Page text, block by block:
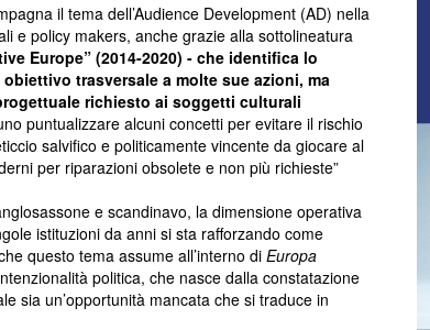
il tema dell’Audience Development (AD) nella
e policy makers, anche grazie alla sottolineatura
Europe” (2014-2020) - che identifica lo
trasversale a molte sue azioni, ma
richiesto ai soggetti culturali
puntualizzare alcuni concetti per evitare il rischio
salvifico e politicamente vincente da giocare al
per riparazioni obsolete e non più richieste”
e scandinavo, la dimensione operativa
istituzioni da anni si sta rafforzando come
questo tema assume all’interno di Europa
politica, che nasce dalla constatazione
sia un’opportunità mancata che si traduce in